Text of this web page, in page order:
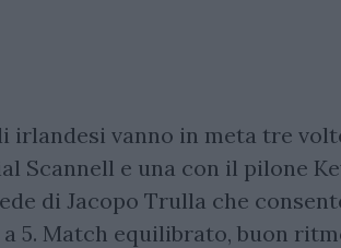
irlandesi vanno in meta tre
Scannell e una con il pilone
di Jacopo Trulla che
a 5. Match equilibrato, buon